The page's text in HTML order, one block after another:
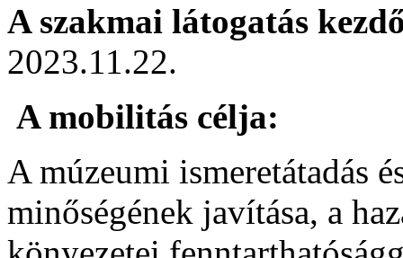
A szakmai látogatás
2023.11.22.
A mobilitás célja:
A múzeumi ismeretátadás
minőségének javítása, a